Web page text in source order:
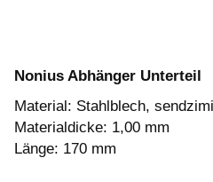
Nonius Abhänger Unterteil
Material: Stahlblech,
Materialdicke: 1,00 mm
Länge: 170 mm